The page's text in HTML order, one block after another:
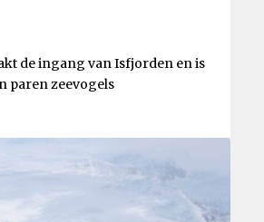
de ingang van Isfjorden en is
paren zeevogels